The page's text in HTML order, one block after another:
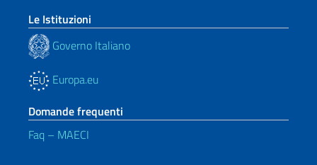
Le Istituzioni
Governo Italiano
Europa.eu
Domande frequenti
Faq – MAECI